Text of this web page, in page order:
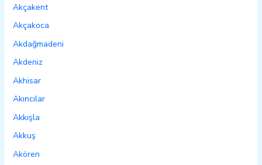
Akçakent
Akçakoca
Akdağmadeni
Akdeniz
Akhisar
Akıncılar
Akkışla
Akkuş
Akören